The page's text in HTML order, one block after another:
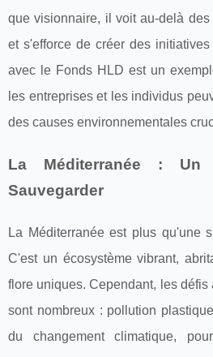
que visionnaire, il voit au-delà
et s'efforce de créer des
avec le Fonds HLD est un
les entreprises et les individus
des causes environnementales
La Méditerranée : Un
Sauvegarder
La Méditerranée est plus qu'une
C'est un écosystème vibrant,
flore uniques. Cependant, les
sont nombreux : pollution
du changement climatique,